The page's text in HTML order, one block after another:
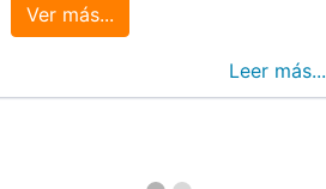
Ver más...
Leer más...